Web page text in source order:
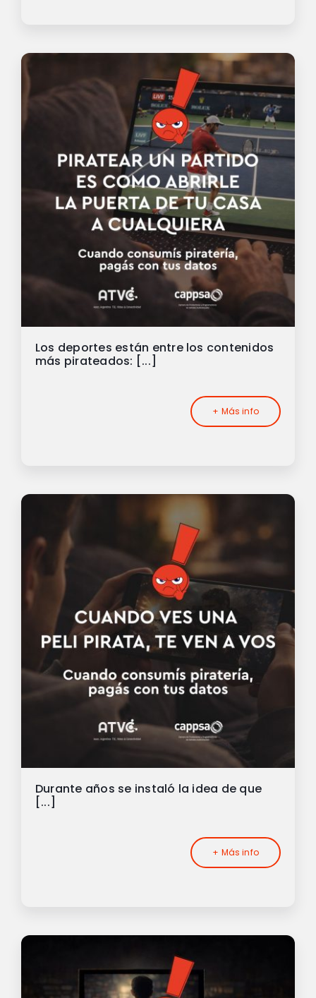
Los deportes están entre los contenidos
más pirateados: [...]
+ Más info
Durante años se instaló la idea de que
[...]
+ Más info